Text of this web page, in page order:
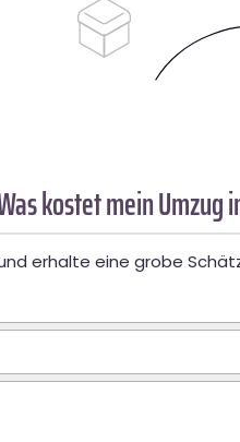
kostet mein Umzug
erhalte eine grobe